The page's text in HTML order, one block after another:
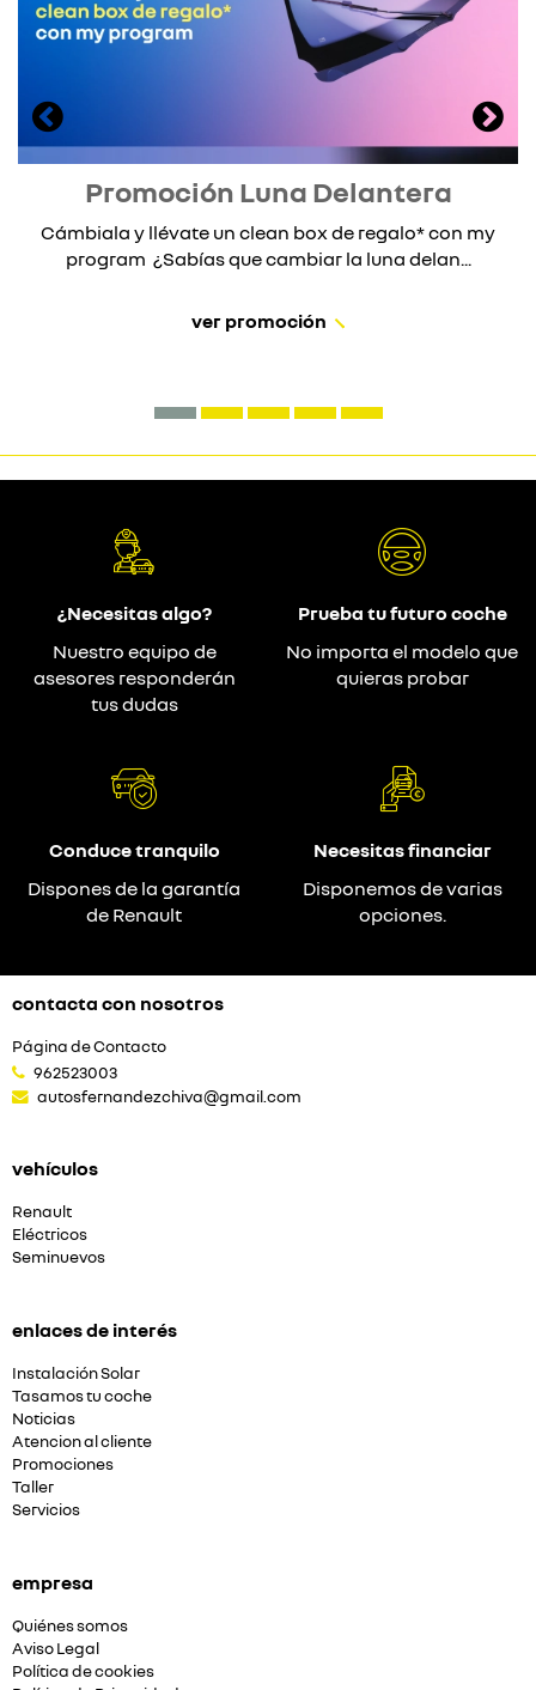
Promoción Luna Delantera
Cámbiala y llévate un clean box de regalo* con my
program ¿Sabías que cambiar la luna delan...
ver promoción
¿Necesitas algo?
Nuestro equipo de
asesores responderán
tus dudas
Prueba tu futuro coche
No importa el modelo que
quieras probar
Conduce tranquilo
Dispones de la garantía
de Renault
Necesitas financiar
Disponemos de varias
opciones.
contacta con nosotros
Página de Contacto
962523003
autosfernandezchiva@gmail.com
vehículos
Renault
Eléctricos
Seminuevos
enlaces de interés
Instalación Solar
Tasamos tu coche
Noticias
Atencion al cliente
Promociones
Taller
Servicios
empresa
Quiénes somos
Aviso Legal
Política de cookies